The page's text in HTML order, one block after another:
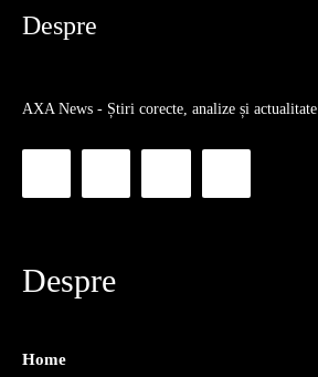
Despre
AXA News - Știri corecte, analize și actualitate
Despre
Home